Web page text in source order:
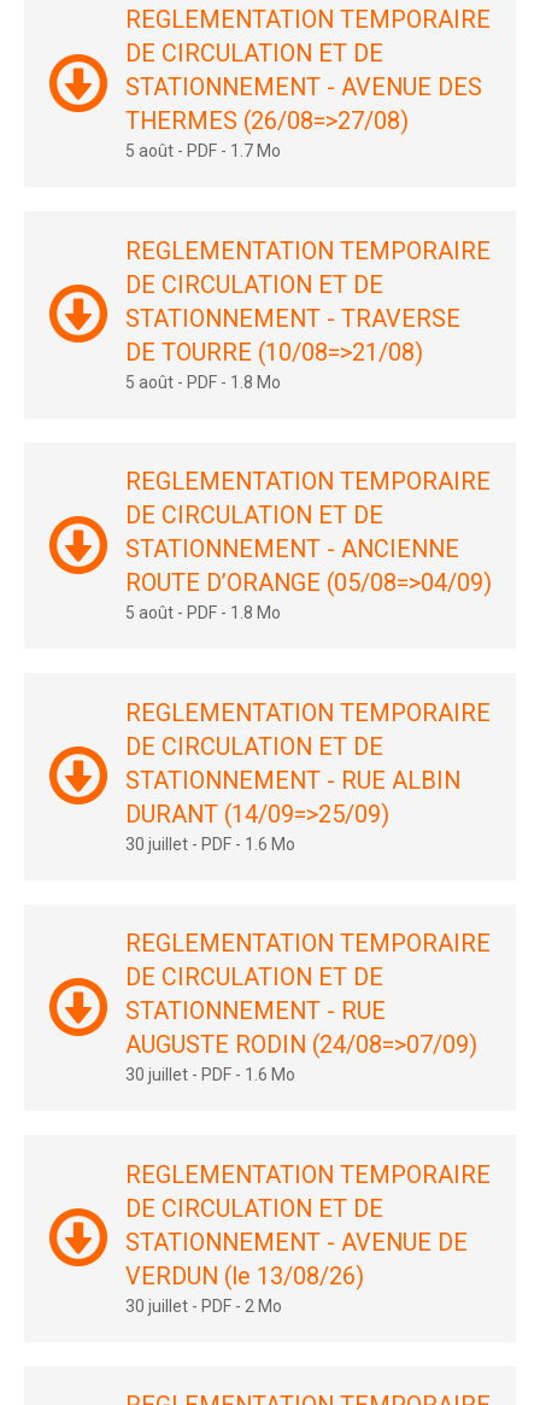
REGLEMENTATION TEMPORAIRE
DE CIRCULATION ET DE
STATIONNEMENT - AVENUE DES
THERMES (26/08=>27/08)
5 août - PDF - 1.7 Mo
REGLEMENTATION TEMPORAIRE
DE CIRCULATION ET DE
STATIONNEMENT - TRAVERSE
DE TOURRE (10/08=>21/08)
5 août - PDF - 1.8 Mo
REGLEMENTATION TEMPORAIRE
DE CIRCULATION ET DE
STATIONNEMENT - ANCIENNE
ROUTE D’ORANGE (05/08=>04/09)
5 août - PDF - 1.8 Mo
REGLEMENTATION TEMPORAIRE
DE CIRCULATION ET DE
STATIONNEMENT - RUE ALBIN
DURANT (14/09=>25/09)
30 juillet - PDF - 1.6 Mo
REGLEMENTATION TEMPORAIRE
DE CIRCULATION ET DE
STATIONNEMENT - RUE
AUGUSTE RODIN (24/08=>07/09)
30 juillet - PDF - 1.6 Mo
REGLEMENTATION TEMPORAIRE
DE CIRCULATION ET DE
STATIONNEMENT - AVENUE DE
VERDUN (le 13/08/26)
30 juillet - PDF - 2 Mo